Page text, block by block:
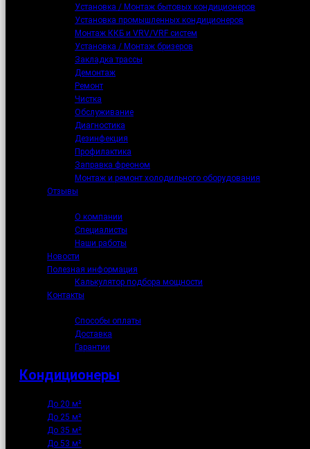
Установка / Монтаж бытовых кондиционеров
Установка промышленных кондиционеров
Монтаж ККБ и VRV/VRF систем
Установка / Монтаж бризеров
Закладка трассы
Демонтаж
Ремонт
Чистка
Обслуживание
Диагностика
Дезинфекция
Профилактика
Заправка фреоном
Монтаж и ремонт холодильного оборудования
Отзывы
О компании
Специалисты
Наши работы
Новости
Полезная информация
Калькулятор подбора мощности
Контакты
Способы оплаты
Доставка
Гарантии
Кондиционеры
До 20 м²
До 25 м²
До 35 м²
До 53 м²